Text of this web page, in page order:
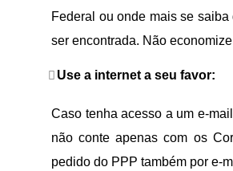
Federal ou onde mais se
ser encontrada. Não
Use a internet a seu favor:
Caso tenha acesso a um e-
não conte apenas com os
pedido do PPP também por e-